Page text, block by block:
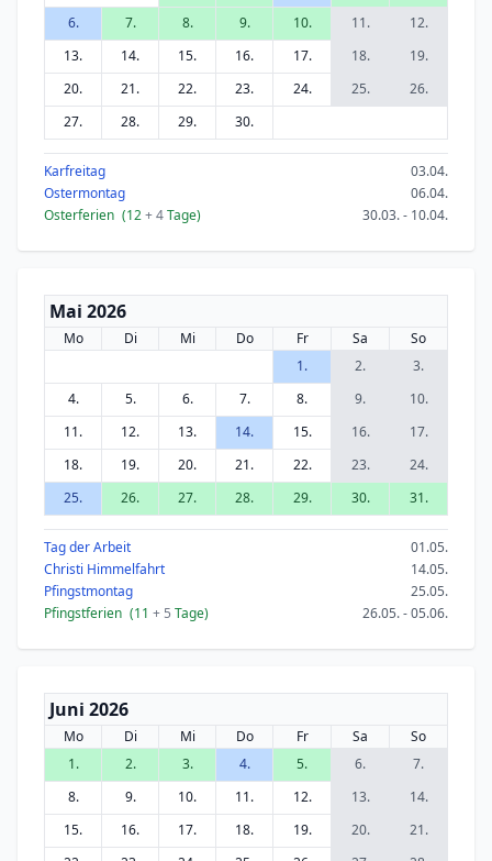
6.
7. 8. 9. 10. 11.
12.
13.
14. 15. 16. 17. 18.
19.
20.
21. 22. 23. 24. 25.
26.
27.
28. 29. 30.
Karfreitag
03.04.
Ostermontag
06.04.
Osterferien (12+ 4Tage) 30.03. - 10.04.
Mai 2026
Mo Di Mi Do Fr Sa
So
1.
2.
3.
4.
5. 6. 7. 8. 9.
10.
11.
12. 13. 14. 15. 16.
17.
18.
19. 20. 21. 22. 23.
24.
25.
26. 27. 28. 29. 30. 31.
Tag der Arbeit
01.05.
Christi Himmelfahrt
14.05.
Pfingstmontag
25.05.
Pfingstferien (11 + 5 Tage) 26.05. - 05.06.
Juni 2026
Mo Di Mi Do Fr Sa
So
1.
2. 3. 4. 5. 6.
7.
8.
9. 10. 11. 12. 13.
14.
15.
16. 17. 18. 19. 20.
21.